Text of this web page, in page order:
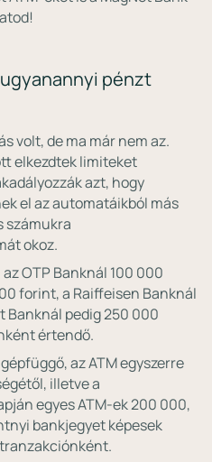
pénzt
volt, de ma már nem az.
elkezdtek limiteket
azt, hogy
el az automatáikból más
számukra
okoz.
OTP Banknál 100 000
forint, a Raiffeisen Banknál
pedig 250 000
értendő.
az ATM egyszerre
illetve a
egyes ATM-ek 200 000,
bankjegyet képesek